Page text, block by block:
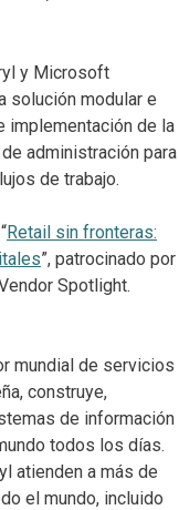
y Microsoft
solución modular e
implementación de la
administración para
de trabajo.
Retail sin fronteras:
”, patrocinado por
Spotlight.
mundial de servicios
construye,
de información
todos los días.
atienden a más de
el mundo, incluido